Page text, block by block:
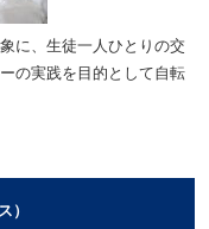
に、生徒一人ひとりの交
の実践を目的として自転
）